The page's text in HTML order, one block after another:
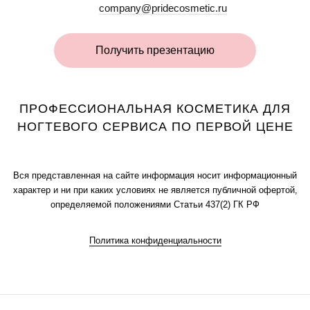
company@pridecosmetic.ru
Получить презентацию
ПРОФЕССИОНАЛЬНАЯ КОСМЕТИКА ДЛЯ
НОГТЕВОГО СЕРВИСА ПО ПЕРВОЙ ЦЕНЕ
Вся представленная на сайте информация носит информационный
характер и ни при каких условиях не является публичной офертой,
определяемой положениями Статьи 437(2) ГК РФ
Политика конфиденциальности